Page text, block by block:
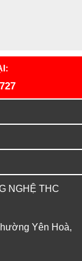
NGHỆ THC
Yên Hoà,